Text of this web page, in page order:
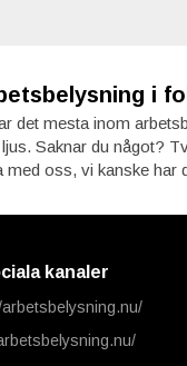
i
det mesta inom
Saknar du något?
med oss, vi kanske har
kanaler